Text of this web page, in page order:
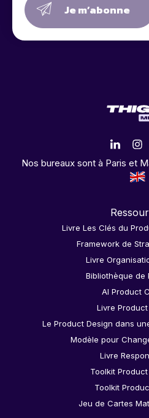
Je m’abonne
Nos bureaux sont à Paris et
Livre Les Clés du
Framework de
Livre
Bibliothèque de
AI Product
Livre
Le Product Design dans
Modèle pour
Livre
Toolkit
Toolkit
Jeu de Cartes